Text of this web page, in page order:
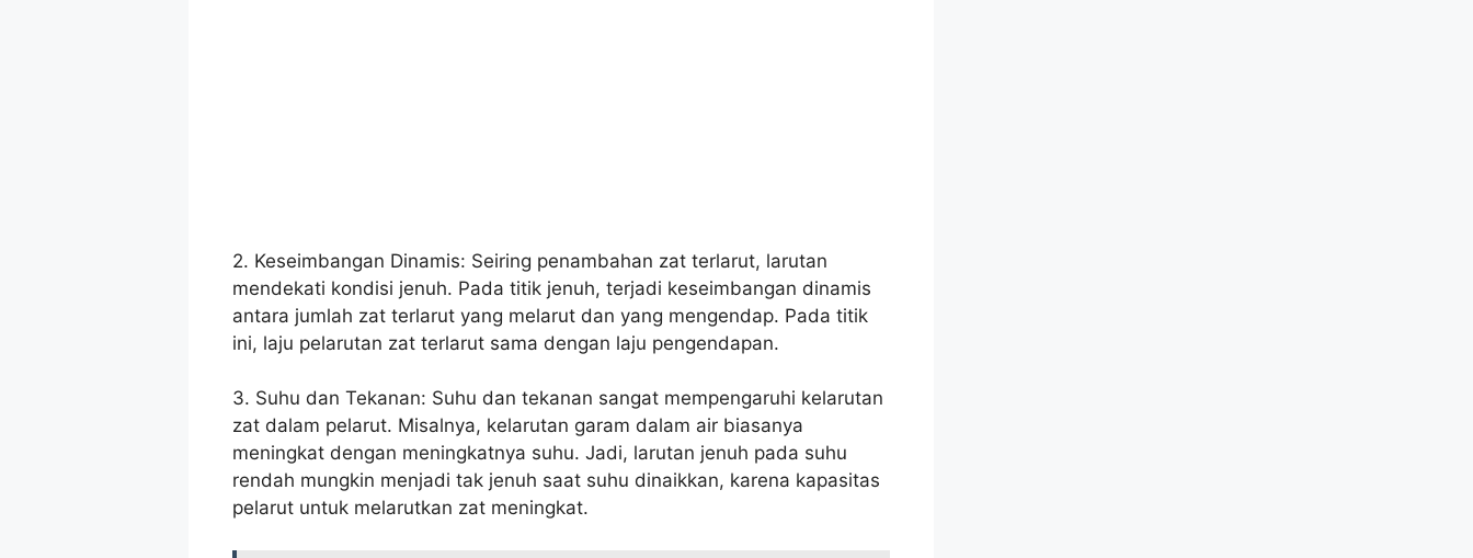
2. Keseimbangan Dinamis: Seiring penambahan zat terlarut, larutan
mendekati kondisi jenuh. Pada titik jenuh, terjadi keseimbangan dinamis
antara jumlah zat terlarut yang melarut dan yang mengendap. Pada titik
ini, laju pelarutan zat terlarut sama dengan laju pengendapan.
3. Suhu dan Tekanan: Suhu dan tekanan sangat mempengaruhi kelarutan
zat dalam pelarut. Misalnya, kelarutan garam dalam air biasanya
meningkat dengan meningkatnya suhu. Jadi, larutan jenuh pada suhu
rendah mungkin menjadi tak jenuh saat suhu dinaikkan, karena kapasitas
pelarut untuk melarutkan zat meningkat.